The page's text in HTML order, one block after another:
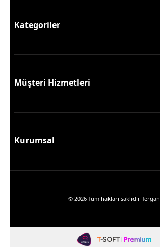
Kategoriler
Müşteri Hizmetleri
Kurumsal
© 2026 Tüm hakları saklıdır Tergan